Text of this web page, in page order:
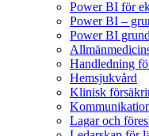
Power BI för
Power BI –
Power BI
Handledning
Hemsjukvård
Klinisk
Lagar och